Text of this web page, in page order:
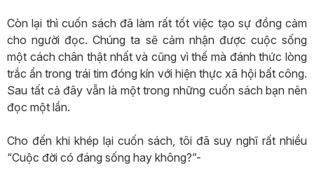
Còn lại thì cuốn sách đã làm rất tốt việc tạo sự đồng cảm
cho người đọc. Chúng ta sẽ cảm nhận được cuộc sống
một cách chân thật nhất và cũng vì thế mà đánh thức lòng
trắc ẩn trong trái tim đóng kín với hiện thực xã hội bất công.
Sau tất cả đây vẫn là một trong những cuốn sách bạn nên
đọc một lần.
Cho đến khi khép lại cuốn sách, tôi đã suy nghĩ rất nhiều
“Cuộc đời có đáng sống hay không?”-